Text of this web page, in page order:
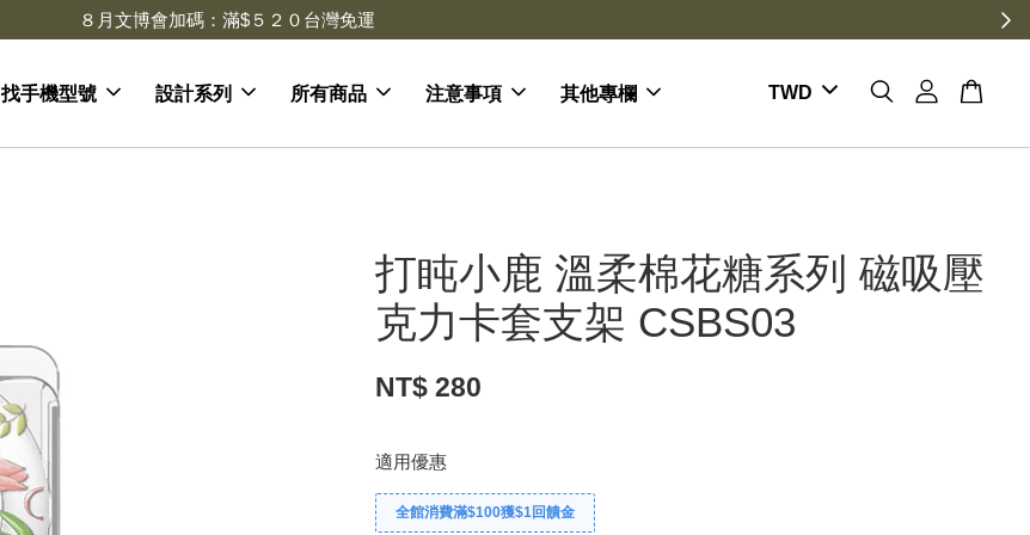
８月文博會加碼：滿$５２０台灣免運
找手機型號 設計系列 所有商品 注意事項 其他專欄
打盹小鹿 溫柔棉花糖系列 磁吸壓
克力卡套支架 CSBS03
NT$ 280
適用優惠
全館消費滿$100獲$1回饋金